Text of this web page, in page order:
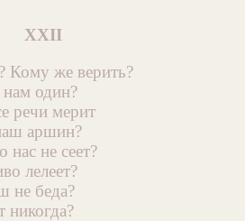
XXII
Кому же верить?
один?
речи мерит
аршин?
нас не сеет?
лелеет?
не беда?
никогда?